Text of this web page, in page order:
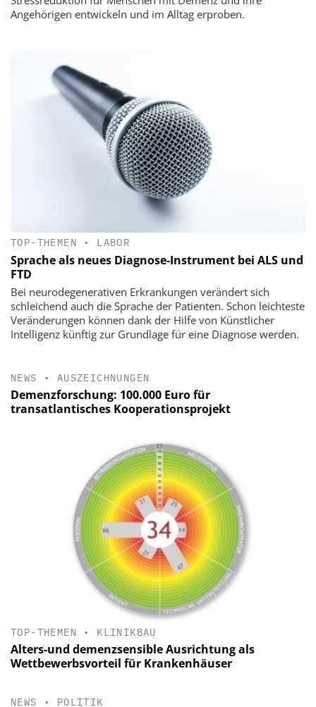
Angehörigen entwickeln und im Alltag erproben.
TOP-THEMEN • LABOR
Sprache als neues Diagnose-Instrument bei ALS und
FTD
Bei neurodegenerativen Erkrankungen verändert sich
schleichend auch die Sprache der Patienten. Schon leichteste
Veränderungen können dank der Hilfe von Künstlicher
Intelligenz künftig zur Grundlage für eine Diagnose werden.
NEWS • AUSZEICHNUNGEN
Demenzforschung: 100.000 Euro für
transatlantisches Kooperationsprojekt
TOP-THEMEN • KLINIKBAU
Alters-und demenzsensible Ausrichtung als
Wettbewerbsvorteil für Krankenhäuser
NEWS • POLITIK